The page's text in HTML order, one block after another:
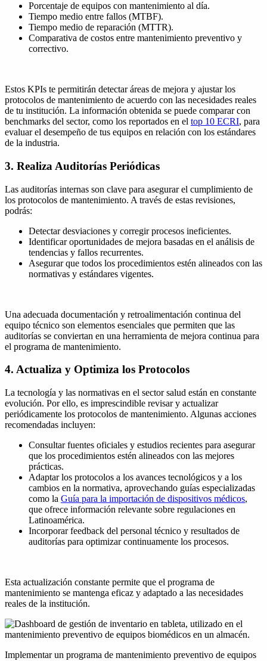
Porcentaje de equipos con mantenimiento al día.
Tiempo medio entre fallos (MTBF).
Tiempo medio de reparación (MTTR).
Comparativa de costos entre mantenimiento preventivo y
correctivo.
Estos KPIs te permitirán detectar áreas de mejora y ajustar los
protocolos de mantenimiento de acuerdo con las necesidades reales
de tu institución. La información obtenida se puede comparar con
benchmarks del sector, como los reportados en el top 10 ECRI, para
evaluar el desempeño de tus equipos en relación con los estándares
de la industria.
3. Realiza Auditorías Periódicas
Las auditorías internas son clave para asegurar el cumplimiento de
los protocolos de mantenimiento. A través de estas revisiones,
podrás:
Detectar desviaciones y corregir procesos ineficientes.
Identificar oportunidades de mejora basadas en el análisis de
tendencias y fallos recurrentes.
Asegurar que todos los procedimientos estén alineados con las
normativas y estándares vigentes.
Una adecuada documentación y retroalimentación continua del
equipo técnico son elementos esenciales que permiten que las
auditorías se conviertan en una herramienta de mejora continua para
el programa de mantenimiento.
4. Actualiza y Optimiza los Protocolos
La tecnología y las normativas en el sector salud están en constante
evolución. Por ello, es imprescindible revisar y actualizar
periódicamente los protocolos de mantenimiento. Algunas acciones
recomendadas incluyen:
Consultar fuentes oficiales y estudios recientes para asegurar
que los procedimientos estén alineados con las mejores
prácticas.
Adaptar los protocolos a los avances tecnológicos y a los
cambios en la normativa, aprovechando guías especializadas
como la Guía para la importación de dispositivos médicos,
que ofrece información relevante sobre regulaciones en
Latinoamérica.
Incorporar feedback del personal técnico y resultados de
auditorías para optimizar continuamente los procesos.
Esta actualización constante permite que el programa de
mantenimiento se mantenga eficaz y adaptado a las necesidades
reales de la institución.
Implementar un programa de mantenimiento preventivo de equipos